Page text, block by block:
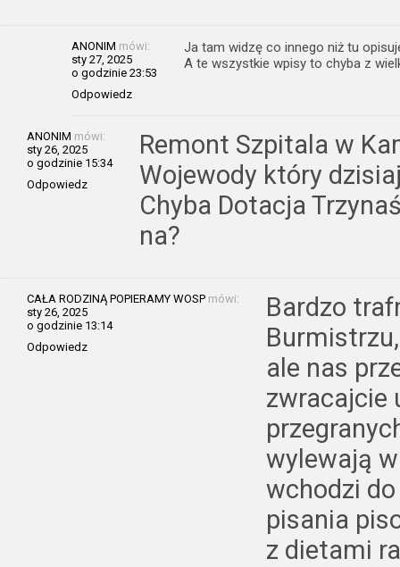
ANONIM mówi:
sty 27, 2025
o godzinie 23:53
Odpowiedz
Ja tam widzę co innego niż tu
A te wszystkie wpisy to chyba z
ANONIM mówi:
sty 26, 2025
o godzinie 15:34
Odpowiedz
Remont Szpitala w
Wojewody który
Chyba Dotacja
na?
CAŁA RODZINĄ POPIERAMY WOSP mówi:
sty 26, 2025
o godzinie 13:14
Odpowiedz
Bardzo
ale nas
zwracajcie
wylewają
wchodzi do
pisania
z dietami